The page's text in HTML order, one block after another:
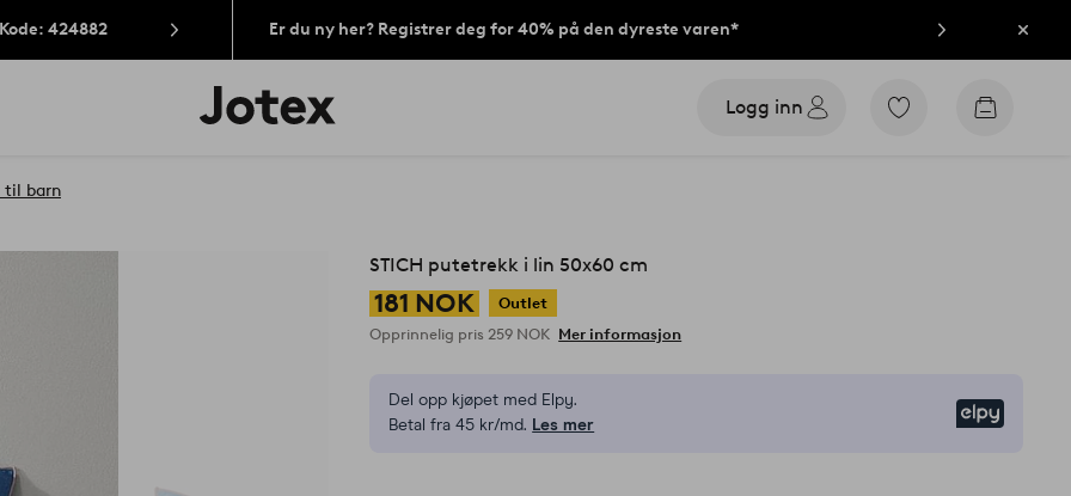
424882 Er du ny her? Registrer deg for 40% på den dyreste varen* Lukk
Jotex’
logo
Logg inn
Gå
Gå
til barn
STICH putetrekk i lin 50x60 cm
181 NOK
Outlet
Opprinnelig pris 259 NOK Mer informasjon
Del opp kjøpet med Elpy.
Betal fra 45 kr/md. Les mer